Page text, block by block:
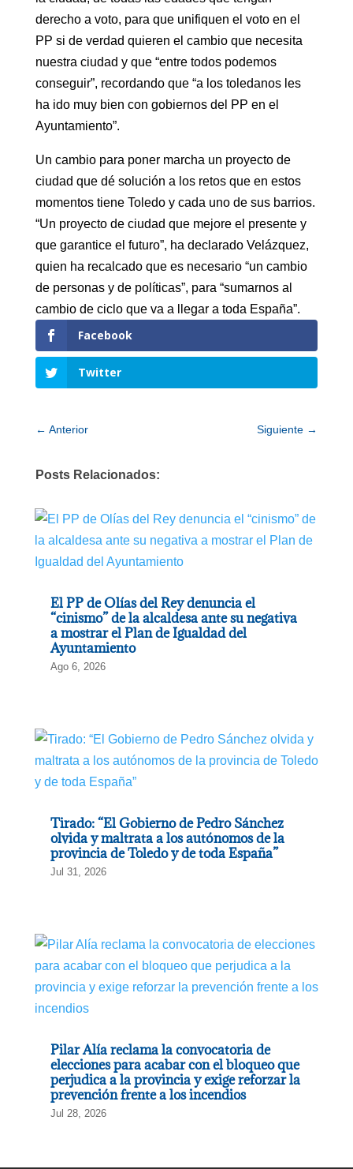
derecho a voto, para que unifiquen el voto en el
PP si de verdad quieren el cambio que necesita
nuestra ciudad y que “entre todos podemos
conseguir”, recordando que “a los toledanos les
ha ido muy bien con gobiernos del PP en el
Ayuntamiento”.
Un cambio para poner marcha un proyecto de
ciudad que dé solución a los retos que en estos
momentos tiene Toledo y cada uno de sus barrios.
“Un proyecto de ciudad que mejore el presente y
que garantice el futuro”, ha declarado Velázquez,
quien ha recalcado que es necesario “un cambio
de personas y de políticas”, para “sumarnos al
cambio de ciclo que va a llegar a toda España”.
Facebook
Twitter
← Anterior Siguiente →
Posts Relacionados:
El PP de Olías del Rey denuncia el
“cinismo” de la alcaldesa ante su negativa
a mostrar el Plan de Igualdad del
Ayuntamiento
Ago 6, 2026
Tirado: “El Gobierno de Pedro Sánchez
olvida y maltrata a los autónomos de la
provincia de Toledo y de toda España”
Jul 31, 2026
Pilar Alía reclama la convocatoria de
elecciones para acabar con el bloqueo que
perjudica a la provincia y exige reforzar la
prevención frente a los incendios
Jul 28, 2026